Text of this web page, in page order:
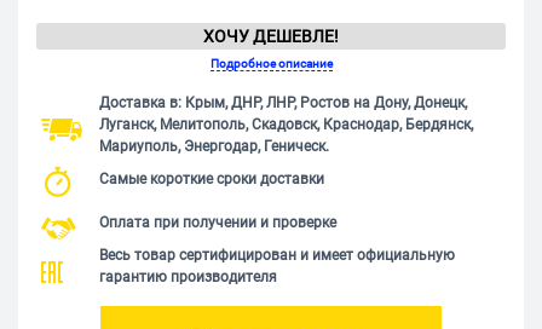
ХОЧУ ДЕШЕВЛЕ!
Подробное описание
Доставка в: Крым, ДНР, ЛНР, Ростов на Дону, Донецк,
Луганск, Мелитополь, Скадовск, Краснодар, Бердянск,
Мариуполь, Энергодар, Геническ.
Самые короткие сроки доставки
Оплата при получении и проверке
Весь товар сертифицирован и имеет официальную
гарантию производителя